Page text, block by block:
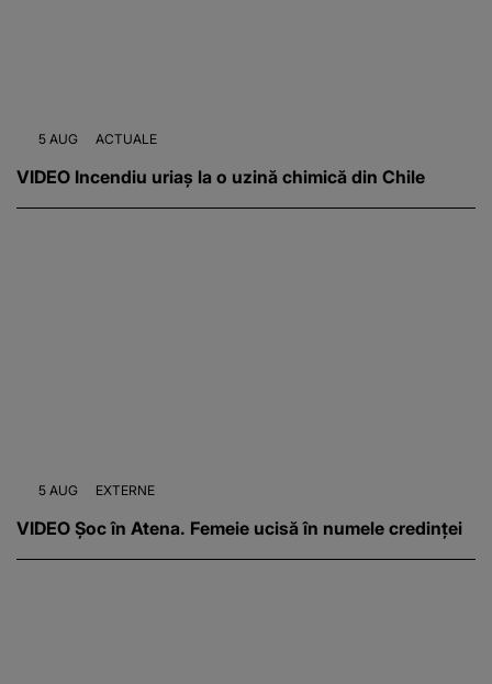
5 AUG ACTUALE
VIDEO Incendiu uriaș la o uzină chimică din Chile
5 AUG EXTERNE
VIDEO Șoc în Atena. Femeie ucisă în numele credinței